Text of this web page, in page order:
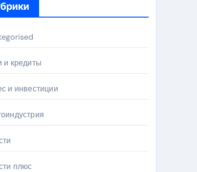
и кредиты
и инвестиции
плюс